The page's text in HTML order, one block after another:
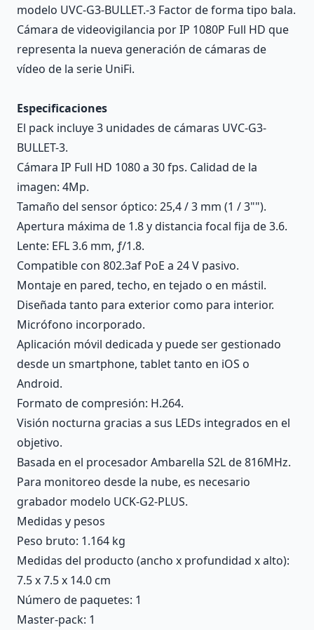
modelo UVC-G3-BULLET.-3 Factor de forma tipo bala.
Cámara de videovigilancia por IP 1080P Full HD que
representa la nueva generación de cámaras de
vídeo de la serie UniFi.
Especificaciones
El pack incluye 3 unidades de cámaras UVC-G3-
BULLET-3.
Cámara IP Full HD 1080 a 30 fps. Calidad de la
imagen: 4Mp.
Tamaño del sensor óptico: 25,4 / 3 mm (1 / 3"").
Apertura máxima de 1.8 y distancia focal fija de 3.6.
Lente: EFL 3.6 mm, ƒ/1.8.
Compatible con 802.3af PoE a 24 V pasivo.
Montaje en pared, techo, en tejado o en mástil.
Diseñada tanto para exterior como para interior.
Micrófono incorporado.
Aplicación móvil dedicada y puede ser gestionado
desde un smartphone, tablet tanto en iOS o
Android.
Formato de compresión: H.264.
Visión nocturna gracias a sus LEDs integrados en el
objetivo.
Basada en el procesador Ambarella S2L de 816MHz.
Para monitoreo desde la nube, es necesario
grabador modelo UCK-G2-PLUS.
Medidas y pesos
Peso bruto: 1.164 kg
Medidas del producto (ancho x profundidad x alto):
7.5 x 7.5 x 14.0 cm
Número de paquetes: 1
Master-pack: 1